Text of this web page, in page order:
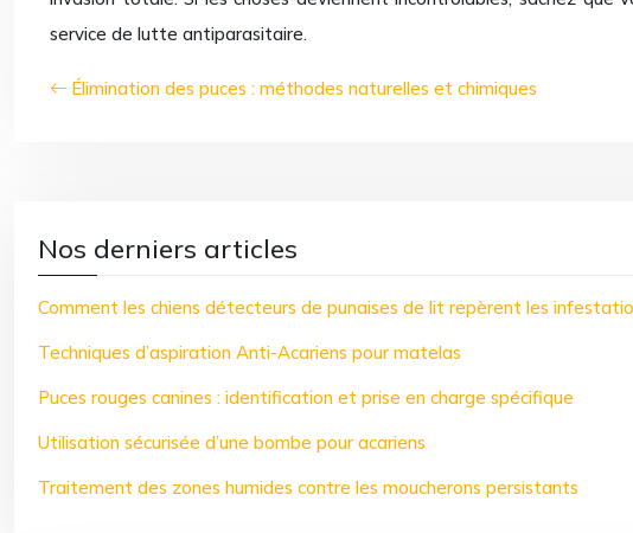
service de lutte antiparasitaire.
Élimination des puces : méthodes naturelles et chimiques
Nos derniers articles
Comment les chiens détecteurs de punaises de lit repèrent les
Techniques d’aspiration Anti-Acariens pour matelas
Puces rouges canines : identification et prise en charge spécifique
Utilisation sécurisée d’une bombe pour acariens
Traitement des zones humides contre les moucherons persistants